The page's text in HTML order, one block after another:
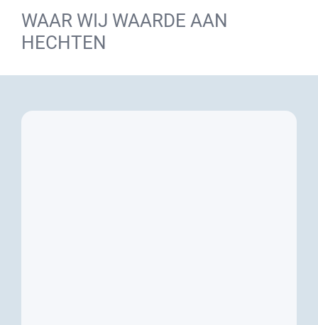
WAAR WIJ WAARDE AAN
HECHTEN